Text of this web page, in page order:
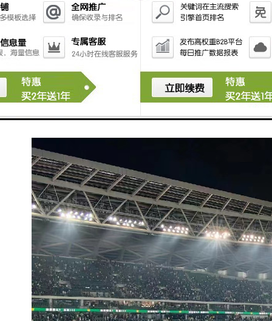
信息。
方便裁判、工作人员和观众使用，提升赛事整体体验。
得越来越重要，为各类赛事的顺利进行提供了有力支
持。